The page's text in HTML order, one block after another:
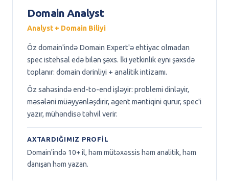
Domain Analyst
Analyst + Domain Biliyi
Öz domain'ində Domain Expert'ə ehtiyac olmadan
spec istehsal edə bilən şəxs. İki yetkinlik eyni şəxsdə
toplanır: domain dərinliyi + analitik intizamı.
Öz sahəsində end-to-end işləyir: problemi dinləyir,
məsələni müəyyənləşdirir, agent məntiqini qurur, spec'i
yazır, mühəndisə təhvil verir.
AXTARDIĞIMIZ PROFIL
Domain'ində 10+ il, həm mütəxəssis həm analitik, həm
danışan həm yazan.